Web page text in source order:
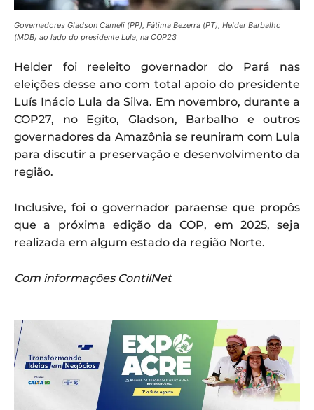
Governadores Gladson Cameli (PP), Fátima Bezerra (PT), Helder Barbalho
(MDB) ao lado do presidente Lula, na COP23
Helder foi reeleito governador do Pará nas
eleições desse ano com total apoio do presidente
Luís Inácio Lula da Silva. Em novembro, durante a
COP27, no Egito, Gladson, Barbalho e outros
governadores da Amazônia se reuniram com Lula
para discutir a preservação e desenvolvimento da
região.
Inclusive, foi o governador paraense que propôs
que a próxima edição da COP, em 2025, seja
realizada em algum estado da região Norte.
Com informações ContilNet